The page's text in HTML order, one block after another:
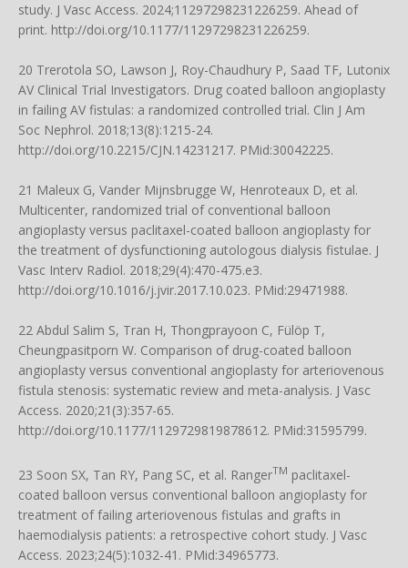
study. J Vasc Access. 2024;11297298231226259. Ahead of
print. http://doi.org/10.1177/11297298231226259.
20 Trerotola SO, Lawson J, Roy-Chaudhury P, Saad TF, Lutonix
AV Clinical Trial Investigators. Drug coated balloon angioplasty
in failing AV fistulas: a randomized controlled trial. Clin J Am
Soc Nephrol. 2018;13(8):1215-24.
http://doi.org/10.2215/CJN.14231217. PMid:30042225.
21 Maleux G, Vander Mijnsbrugge W, Henroteaux D, et al.
Multicenter, randomized trial of conventional balloon
angioplasty versus paclitaxel-coated balloon angioplasty for
the treatment of dysfunctioning autologous dialysis fistulae. J
Vasc Interv Radiol. 2018;29(4):470-475.e3.
http://doi.org/10.1016/j.jvir.2017.10.023. PMid:29471988.
22 Abdul Salim S, Tran H, Thongprayoon C, Fülöp T,
Cheungpasitporn W. Comparison of drug-coated balloon
angioplasty versus conventional angioplasty for arteriovenous
fistula stenosis: systematic review and meta-analysis. J Vasc
Access. 2020;21(3):357-65.
http://doi.org/10.1177/1129729819878612. PMid:31595799.
23 Soon SX, Tan RY, Pang SC, et al. RangerTM paclitaxel-
coated balloon versus conventional balloon angioplasty for
treatment of failing arteriovenous fistulas and grafts in
haemodialysis patients: a retrospective cohort study. J Vasc
Access. 2023;24(5):1032-41. PMid:34965773.